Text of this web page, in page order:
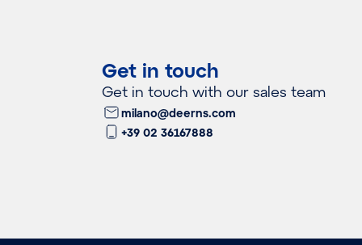
Get in touch
Get in touch with our sales team
milano@deerns.com
+39 02 36167888